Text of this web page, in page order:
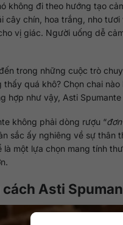
không đi theo hướng tạo
cây chín, hoa trắng, nho
vị giác. Người uống dễ
trong những cuộc trò
quá khô? Chọn chai
hợp như vậy, Asti
không phải dòng rượu “
sắc ấy nghiêng về sự
một lựa chọn mang tính
Asti